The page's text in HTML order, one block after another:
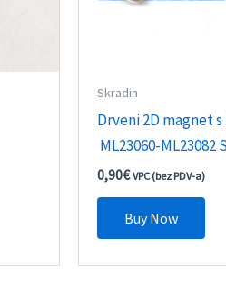
Skradin
Drveni 2D magnet
ML23060-ML23082
0,90€ VPC (bez PDV-a)
Buy Now